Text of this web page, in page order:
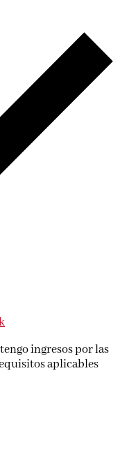
ingresos por las
aplicables